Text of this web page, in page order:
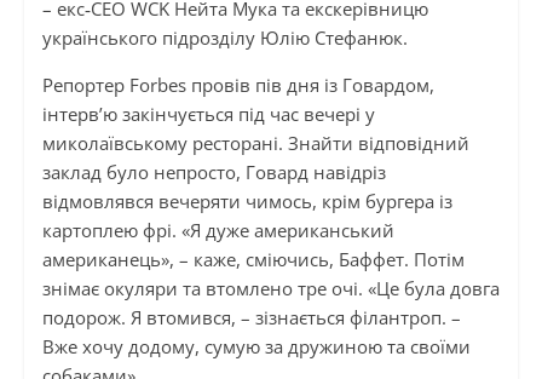
– екс‑СЕО WCK Нейта Мука та екскерівницю
українського підрозділу Юлію Стефанюк.
Репортер Forbes провів пів дня із Говардом,
інтерв’ю закінчується під час вечері у
миколаївському ресторані. Знайти відповідний
заклад було непросто, Говард навідріз
відмовлявся вечеряти чимось, крім бургера із
картоплею фрі. «Я дуже американський
американець», – каже, сміючись, Баффет. Потім
знімає окуляри та втомлено тре очі. «Це була довга
подорож. Я втомився, – зізнається філантроп. –
Вже хочу додому, сумую за дружиною та своїми